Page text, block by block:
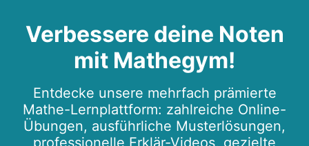
Verbessere deine Noten
mit Mathegym!
Entdecke unsere mehrfach prämierte
Mathe-Lernplattform: zahlreiche Online-
Übungen, ausführliche Musterlösungen,
professionelle Erklär-Videos, gezielte